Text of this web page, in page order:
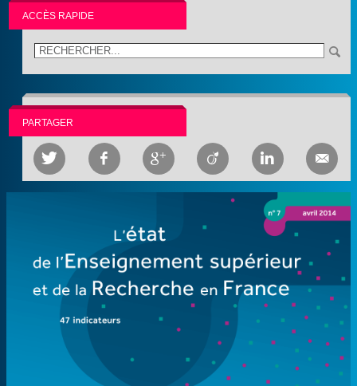
ACCÈS RAPIDE
PARTAGER
     